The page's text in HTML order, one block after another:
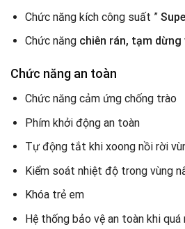
Chức năng kích công suất ”
Chức năngchiên rán, tạm dừng
Chức năng an toàn
Chức năng cảm ứng chống trào
Phím khởi động an toàn
Tự động tắt khi xoong nồi rời
Kiểm soát nhiệt độ trong vùng
Khóa trẻ em
Hệ thống bảo vệ an toàn khi quá